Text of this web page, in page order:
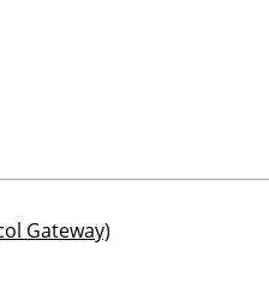
Gateway)